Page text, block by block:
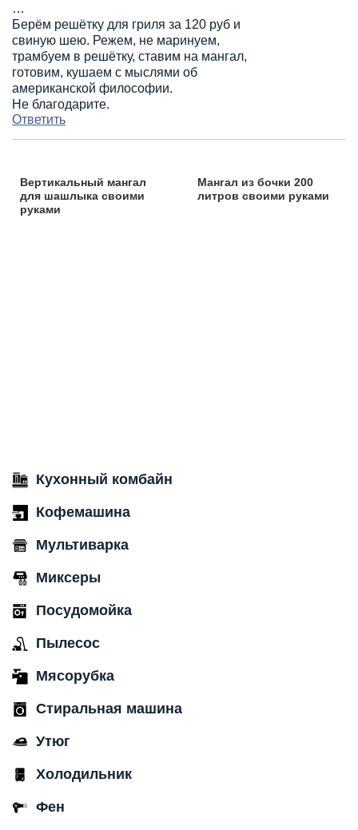
…
Берём решётку для гриля за 120 руб и
свиную шею. Режем, не маринуем,
трамбуем в решётку, ставим на мангал,
готовим, кушаем с мыслями об
американской философии.
Не благодарите.
Ответить
Вертикальный мангал
для шашлыка своими
руками
Мангал из бочки 200
литров своими руками
Кухонный комбайн
Кофемашина
Мультиварка
Миксеры
Посудомойка
Пылесос
Мясорубка
Стиральная машина
Утюг
Холодильник
Фен